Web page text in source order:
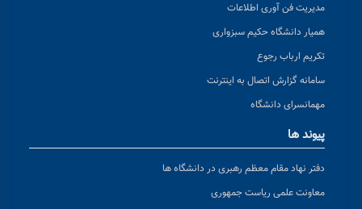
مدیریت فن آوری اطلاعات
همیار دانشگاه حکیم سبزواری
تکریم ارباب رجوع
سامانه گزارش اتصال به اینترنت
مهمانسرای دانشگاه
پیوند ها
دفتر نهاد مقام معظم رهبری در دانشگاه ها
معاونت علمی ریاست جمهوری